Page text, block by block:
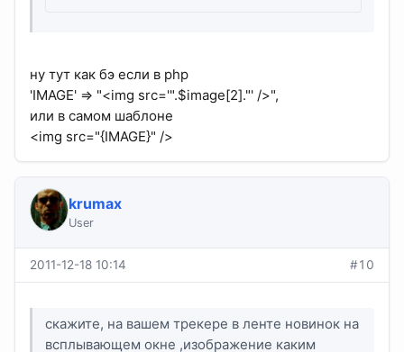
ну тут как бэ если в php
'IMAGE' => "<img src='".$image[2]."' />",
или в самом шаблоне
<img src="{IMAGE}" />
krumax
User
2011-12-18 10:14 #10
скажите, на вашем трекере в ленте новинок на
всплывающем окне ,изображение каким